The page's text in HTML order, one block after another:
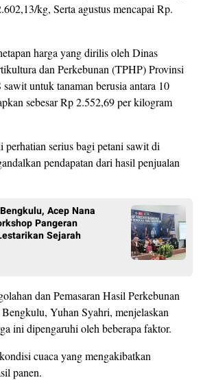
kg, Serta agustus mencapai Rp.
harga yang dirilis oleh Dinas
dan Perkebunan (TPHP) Provinsi
untuk tanaman berusia antara 10
sebesar Rp 2.552,69 per kilogram
perhatian serius bagi petani sawit di
pendapatan dari hasil penjualan
Acep Nana
Pangeran
Sejarah
dan Pemasaran Hasil Perkebunan
Yuhan Syahri, menjelaskan
ini dipengaruhi oleh beberapa faktor.
cuaca yang mengakibatkan
panen.